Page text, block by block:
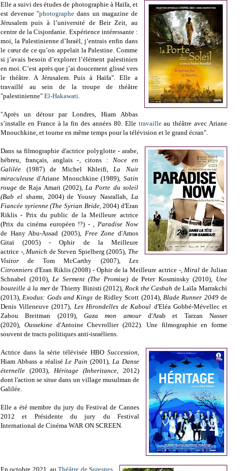
Elle a suivi des études de photographie à Haïfa, et
est devenue "photographe dans un magazine de
Jérusalem puis à l’université de Beir Zeit, au
centre de la Cisjordanie. Expérience intéressante :
moi, la Palestinienne d’Israël, j’entrais enfin dans
le cœur de ce qu’on appelait la Palestine. Comme
si j’avais besoin d’explorer l’élément palestinien
en moi. C’est après que j’ai doucement glissé vers
le théâtre. A Jérusalem. Puis à Haïfa". Elle a
travaillé au sein de la troupe de théâtre
"palestinienne" El-Hakawati.
"Après un détour par Londres, Hiam Abbas
s’installe en France à la fin des années 80. Elle travailleau théâtre avec Ariane
Mnouchkine, et tourne en même temps pour la télévision et le grand écran".
Dans sa filmographie d'actrice polyglotte - arabe,
hébreu, français, anglais -, citons : Noce en
Galilée (1987)de Michel Khleifi,La Nuit
miraculeuse d'Ariane Mnouchkine (1989), Satin
rougede Raja Amari (2002),La Porte du soleil
(Bab el shams, 2004) de Yousry Nasrallah, La
Fiancée syrienne (The Syrian Bride, 2004) d'Eran
Riklis - Prix du public de la Meilleure actrice
(Prix du cinéma européen !?) - , Paradise Now
de Hany Abu-Assad (2005), Free Zone d'Amos
Gitaï (2005) -Ophir de la Meilleure
actrice -,Munich de Steven Spielberg (2005), The
Visitor de Tom McCarthy (2007), Les
Citronniers d'Eran Riklis (2008) - Ophir de la Meilleure actrice -,Miralde Julian
Schnabel (2010),Le Serment (The Promise) de Peter Kosminsky (2010), Une
bouteille à la merde Thierry Binisti (2012), Rock the Casbah de Laïla Marrakchi
(2013),Exodus: Gods and Kings de Ridley Scott (2014),Blade Runner 2049de
Denis Villeneuve (2017), Les Hirondelles de Kaboul d'Eléa Gobbé-Mévellec et
Zabou Breitman (2019),Gaza mon amourd'Arab et Tarzan Nasser
(2020), Oussekine d'Antoine Chevrollier (2022). Une filmographie en forme
souvent de tracts politiques anti-israéliens.
Actrice dans la série télévisée HBO Succession,
Hiam Abbass a réaliséLe Pain (2001), La Danse
éternelle (2003), Héritage (Inheritance, 2012)
dont l'action se situe dans un village musulman de
Galilée.
Elle a été membre du jury du Festival de Cannes
2012 et Présidente du jury du Festival
International de Cinéma WAR ON SCREEN.
En octobre 2021, auThéâtre de Suresnes